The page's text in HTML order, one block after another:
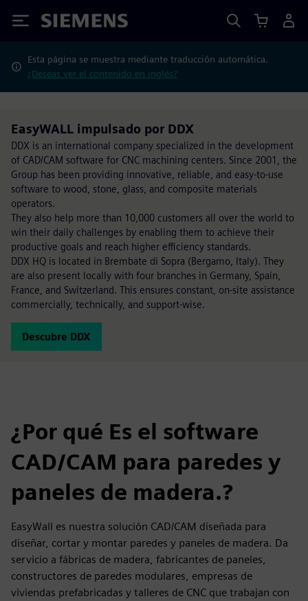
Siemens
Esta página se muestra mediante traducción automática.
¿Deseas ver el contenido en inglés?
EasyWALL impulsado por DDX
DDX is an international company specialized in the development
of CAD/CAM software for CNC machining centers. Since 2001, the
Group has been providing innovative, reliable, and easy-to-use
software to wood, stone, glass, and composite materials
operators.
They also help more than 10,000 customers all over the world to
win their daily challenges by enabling them to achieve their
productive goals and reach higher efficiency standards.
DDX HQ is located in Brembate di Sopra (Bergamo, Italy). They
are also present locally with four branches in Germany, Spain,
France, and Switzerland. This ensures constant, on-site assistance
commercially, technically, and support-wise.
Descubre DDX
¿Por qué Es el software
CAD/CAM para paredes y
paneles de madera.?
EasyWall es nuestra solución CAD/CAM diseñada para
diseñar, cortar y montar paredes y paneles de madera. Da
servicio a fábricas de madera, fabricantes de paneles,
constructores de paredes modulares, empresas de
viviendas prefabricadas y talleres de CNC que trabajan con